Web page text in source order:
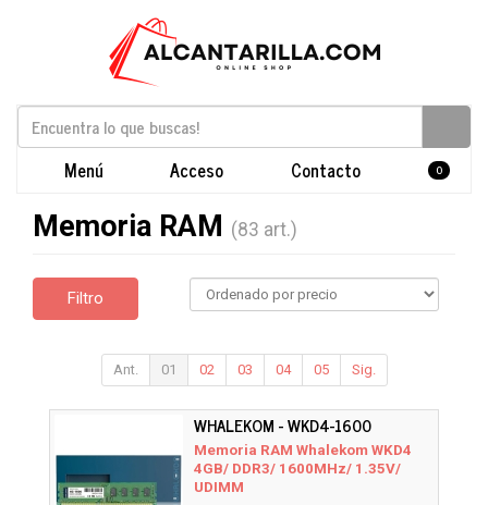
Menú Acceso Contacto 0
Memoria RAM (83 art.)
Filtro
Ant. 01 02 03 04 05 Sig.
WHALEKOM - WKD4-1600
Memoria RAM Whalekom WKD4
4GB/ DDR3/ 1600MHz/ 1.35V/
UDIMM